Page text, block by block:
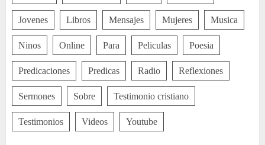
Jovenes Libros Mensajes Mujeres Musica
Ninos Online Para Peliculas Poesia
Predicaciones Predicas Radio Reflexiones
Sermones Sobre Testimonio cristiano
Testimonios Videos Youtube